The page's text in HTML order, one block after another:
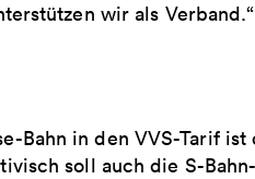
wir als Verband.“
Bahn in den VVS-Tarif
soll auch die S-